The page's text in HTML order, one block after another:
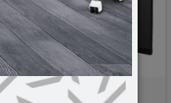
Zeus ZUS215IPS